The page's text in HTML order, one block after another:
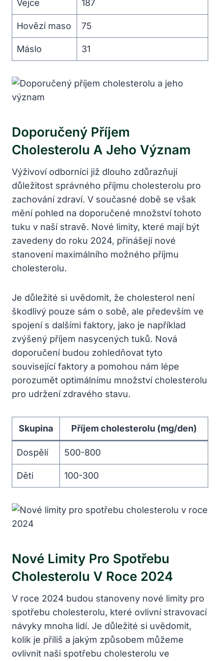
Vejce 187
Hovězí maso 75
Máslo 31
Doporučený Příjem
Cholesterolu A Jeho Význam
Výživoví odborníci již dlouho zdůrazňují
důležitost správného příjmu cholesterolu pro
zachování zdraví. V současné době se však
mění pohled na doporučené množství tohoto
tuku v naší stravě. Nové limity, které mají být
zavedeny do roku 2024, přinášejí nové
stanovení maximálního možného příjmu
cholesterolu.
Je důležité si uvědomit, že cholesterol není
škodlivý pouze sám o sobě, ale především ve
spojení s dalšími faktory, jako je například
zvýšený příjem nasycených tuků. Nová
doporučení budou zohledňovat tyto
související faktory a pomohou nám lépe
porozumět optimálnímu množství cholesterolu
pro udržení zdravého stavu.
Skupina Příjem cholesterolu (mg/den)
Dospělí 500-800
Děti 100-300
Nové Limity Pro Spotřebu
Cholesterolu V Roce 2024
V roce 2024 budou stanoveny nové limity pro
spotřebu cholesterolu, které ovlivní stravovací
návyky mnoha lidí. Je důležité si uvědomit,
kolik je příliš a jakým způsobem můžeme
ovlivnit naši spotřebu cholesterolu ve